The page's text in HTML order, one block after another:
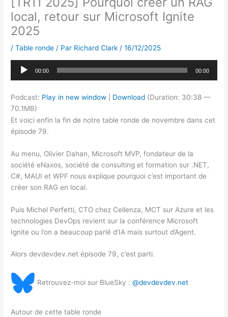
local, retour sur Microsoft Ignite
2025
/Table ronde / Par Richard Clark/16/12/2025
Lecteur
audio
00:00 00:00
Podcast: Play in new window Download (Duration: 30:38 —
70.1MB)
Et voici enfin la fin de notre table ronde de novembre dans cet
épisode 79.
Au menu, Olivier Dahan, Microsoft MVP, fondateur de la
société eNaxos, société de consulting et formation sur .NET,
C#, MAUI et WPF nous explique pourquoi c’est important de
créer son RAG en local.
Puis Michel Perfetti, CTO chez Cellenza, MCT sur Azure et les
technologies DevOps revient sur la conférence Microsoft
Ignite ou l’on a beaucoup parlé d’IA mais surtout d’Agent.
Alors devdevdev.net épisode 79, c’est parti.
Retrouvez-moi sur BlueSky :@devdevdev.net
Autour de cette table ronde